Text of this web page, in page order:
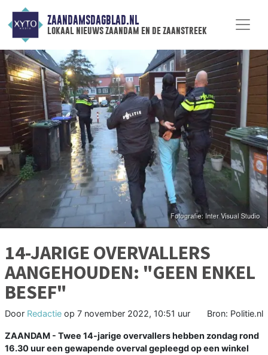
ZAANDAMSDAGBLAD.NL
lokaal nieuws zaandam en de zaanstreek
14-JARIGE OVERVALLERS
AANGEHOUDEN: "GEEN ENKEL
BESEF"
Door Redactie op 7 november 2022, 10:51 uur Bron: Politie.nl
ZAANDAM - Twee 14-jarige overvallers hebben zondag rond
16.30 uur een gewapende overval gepleegd op een winkel